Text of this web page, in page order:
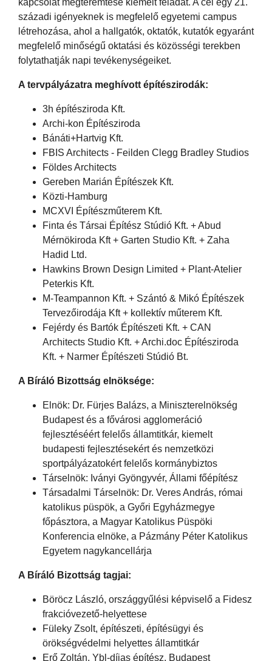
századi igényeknek is megfelelő egyetemi campus
létrehozása, ahol a hallgatók, oktatók, kutatók egyaránt
megfelelő minőségű oktatási és közösségi terekben
folytathatják napi tevékenységeiket.
A tervpályázatra meghívott építészirodák:
3h építésziroda Kft.
Archi-kon Építésziroda
Bánáti+Hartvig Kft.
FBIS Architects - Feilden Clegg Bradley Studios
Földes Architects
Gereben Marián Építészek Kft.
Közti-Hamburg
MCXVI Építészműterem Kft.
Finta és Társai Építész Stúdió Kft. + Abud
Mérnökiroda Kft + Garten Studio Kft. + Zaha
Hadid Ltd.
Hawkins Brown Design Limited + Plant-Atelier
Peterkis Kft.
M-Teampannon Kft. + Szántó & Mikó Építészek
Tervezőirodája Kft + kollektív műterem Kft.
Fejérdy és Bartók Építészeti Kft. + CAN
Architects Studio Kft. + Archi.doc Építésziroda
Kft. + Narmer Építészeti Stúdió Bt.
A Bíráló Bizottság elnöksége:
Elnök: Dr. Fürjes Balázs, a Miniszterelnökség
Budapest és a fővárosi agglomeráció
fejlesztéséért felelős államtitkár, kiemelt
budapesti fejlesztésekért és nemzetközi
sportpályázatokért felelős kormánybiztos
Társelnök: Iványi Gyöngyvér, Állami főépítész
Társadalmi Társelnök: Dr. Veres András, római
katolikus püspök, a Győri Egyházmegye
főpásztora, a Magyar Katolikus Püspöki
Konferencia elnöke, a Pázmány Péter Katolikus
Egyetem nagykancellárja
A Bíráló Bizottság tagjai:
Böröcz László, országgyűlési képviselő a Fidesz
frakcióvezető-helyettese
Füleky Zsolt, építészeti, építésügyi és
örökségvédelmi helyettes államtitkár
Erő Zoltán, Ybl-díjas építész, Budapest